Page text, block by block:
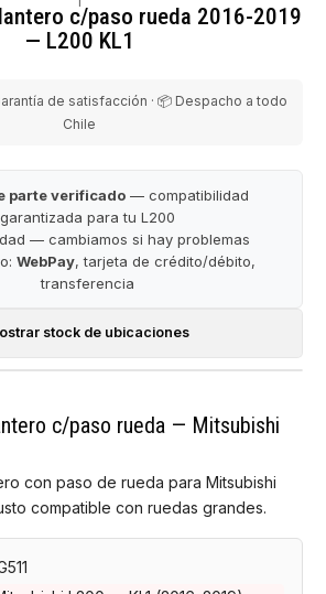
c/paso rueda 2016-2019
— L200 KL1
de satisfacción · 📦 Despacho a todo
Chile
parte verificado — compatibilidad
garantizada para tu L200
— cambiamos si hay problemas
WebPay, tarjeta de crédito/débito,
transferencia
stock de ubicaciones
c/paso rueda — Mitsubishi
con paso de rueda para Mitsubishi
compatible con ruedas grandes.